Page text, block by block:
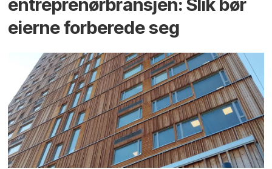
entreprenør­bransjen: Slik bør
eierne forberede seg